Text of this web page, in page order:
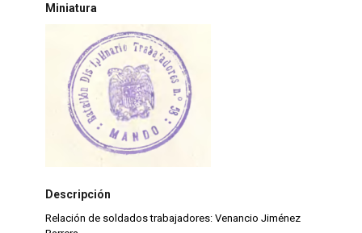
Miniatura
Descripción
Relación de soldados trabajadores: Venancio Jiménez